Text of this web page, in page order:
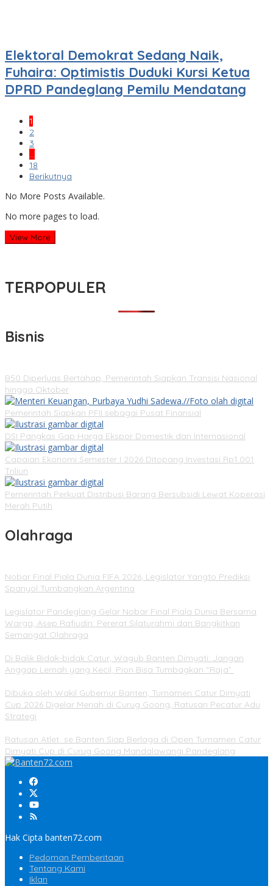
Elektoral Demokrat Sedang Naik,
Fuhaira: Optimistis Duduki Kursi Ketua
DPRD Pandeglang Pemilu Mendatang
1
2
3
…
18
Berikutnya
No More Posts Available.
No more pages to load.
View More
TERPOPULER
Bisnis
B50 Diperluas Bertahap, Pemerintah Siapkan Transisi Nasional
hingga Oktober
Pemerintah Siapkan PFII sebagai Pusat Finansial
DSI Pangkas Gap Harga Ekspor Domestik dan Internasional
Capaian Ekonomi Semester I 2026 Ditopang Investasi Rp1.001
Triliun
Pemerintah Perkuat Distribusi Barang Bersubsidi Lewat Koperasi
Merah Putih
Olahraga
Nobar Final Piala Dunia FIFA 2026, Legislator Yangto Prediksi
Spanyol Tumbangkan Argentina
Legislator Pandeglang Gelar Nobar Final Piala Dunia Bersama
Warga, Asep Rafiudin: Pererat Silaturahmi dan Bangkitkan
Semangat Olahraga
Di Balik Bidak-bidak Catur, Wagub Banten Dimyati: Jangan
Anggap Lemah yang Kecil, Pion Bisa Tumbagkan “Raja”
Dibuka oleh Wakil Gubernur Banten, Turnamen Catur Dimyati
Cup 2026 Digelar Meriah di Curug Goong, Ratusan Pecatur Adu
Strategi
Ratusan Atlet se Banten Siap Berlaga di Open Turnamen Catur
Dimyati Cup di Curug Goong Mandalawangi Pandeglang
Hak Cipta banten72.com
Pedoman Pemberitaan
Tentang Kami
Iklan